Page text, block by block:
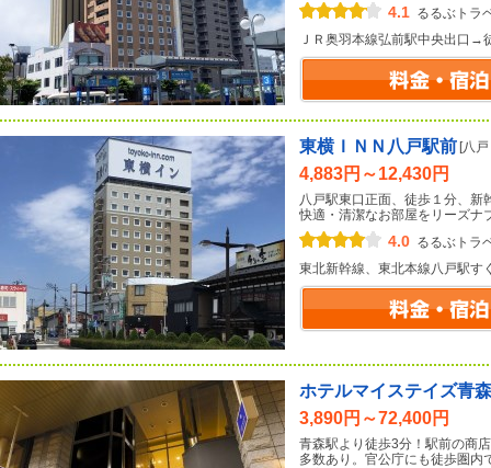
4.1 るるぶトラ
ＪＲ奥羽本線弘前駅中央出口→
東横ＩＮＮ八戸駅前 [八
4,883円～12,430円
八戸駅東口正面、徒歩１分、新
快適・清潔なお部屋をリーズナ
4.0 るるぶトラ
東北新幹線、東北本線八戸駅す
ホテルマイステイズ青
3,890円～72,400円
青森駅より徒歩3分！駅前の商
多数あり。官公庁にも徒歩圏内